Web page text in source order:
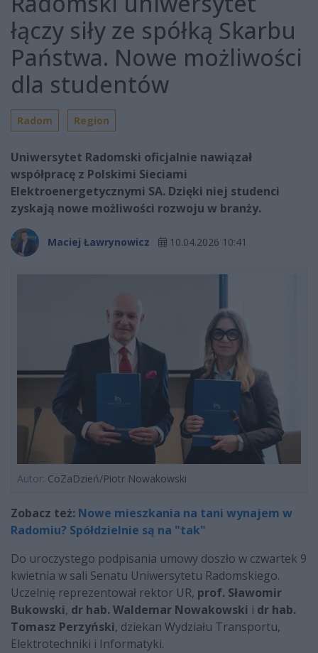
łączy siły ze spółką Skarbu
Państwa. Nowe możliwości
dla studentów
Radom Region
Uniwersytet Radomski oficjalnie nawiązał
współpracę z Polskimi Sieciami
Elektroenergetycznymi SA. Dzięki niej studenci
zyskają nowe możliwości rozwoju w branży.
Maciej Ławrynowicz 10.04.2026 10:41
Autor: CoZaDzień/Piotr Nowakowski
Zobacz też: Nowe mieszkania na tani wynajem w
Radomiu? Spółdzielnie są na "tak"
Do uroczystego podpisania umowy doszło w czwartek 9
kwietnia w sali Senatu Uniwersytetu Radomskiego.
Uczelnię reprezentował rektor UR, prof. Sławomir
Bukowski, dr hab. Waldemar Nowakowski i dr hab.
Tomasz Perzyński, dziekan Wydziału Transportu,
Elektrotechniki i Informatyki.